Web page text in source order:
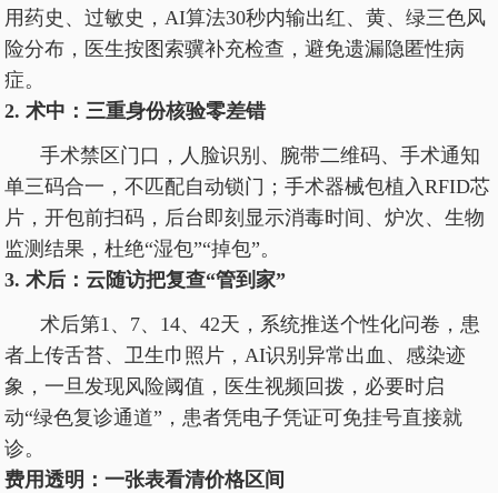
用药史、过敏史，AI算法30秒内输出红、黄、绿三色风
险分布，医生按图索骥补充检查，避免遗漏隐匿性病
症。
2. 术中：三重身份核验零差错
手术禁区门口，人脸识别、腕带二维码、手术通知
单三码合一，不匹配自动锁门；手术器械包植入RFID芯
片，开包前扫码，后台即刻显示消毒时间、炉次、生物
监测结果，杜绝“湿包”“掉包”。
3. 术后：云随访把复查“管到家”
术后第1、7、14、42天，系统推送个性化问卷，患
者上传舌苔、卫生巾照片，AI识别异常出血、感染迹
象，一旦发现风险阈值，医生视频回拨，必要时启
动“绿色复诊通道”，患者凭电子凭证可免挂号直接就
诊。
费用透明：一张表看清价格区间